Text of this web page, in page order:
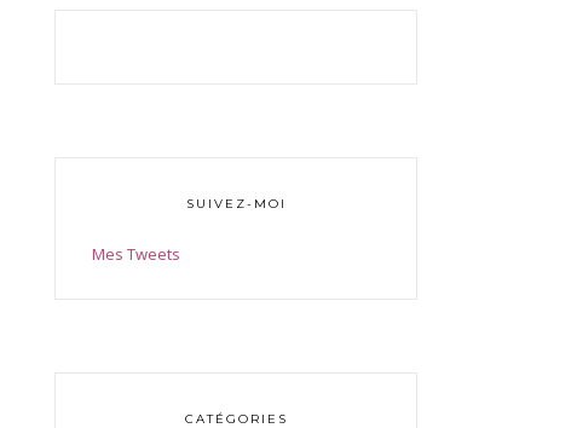
SUIVEZ-MOI
Mes Tweets
CATÉGORIES